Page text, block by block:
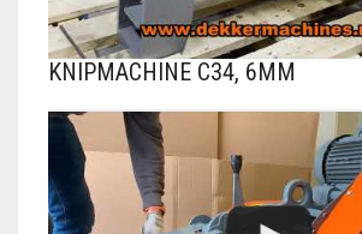
KNIPMACHINE C34, 6MM